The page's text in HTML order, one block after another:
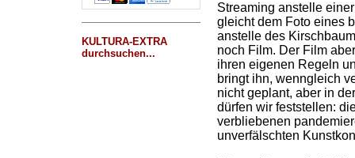
KULTURA-EXTRA
durchsuchen...
Streaming anstelle
gleicht dem Foto eines
anstelle des
noch Film. Der Film
ihren eigenen Regeln
bringt ihn, wenngleich
nicht geplant, aber in
dürfen wir feststellen:
verbliebenen
unverfälschten